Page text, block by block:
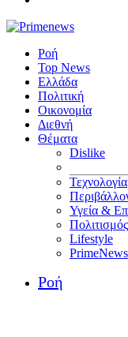
Ροή
Top News
Ελλάδα
Πολιτική
Οικονομία
Διεθνή
Θέματα
Dislike
Τεχνολογία
Υγεία &
Πολιτισμός
Lifestyle
Ροή